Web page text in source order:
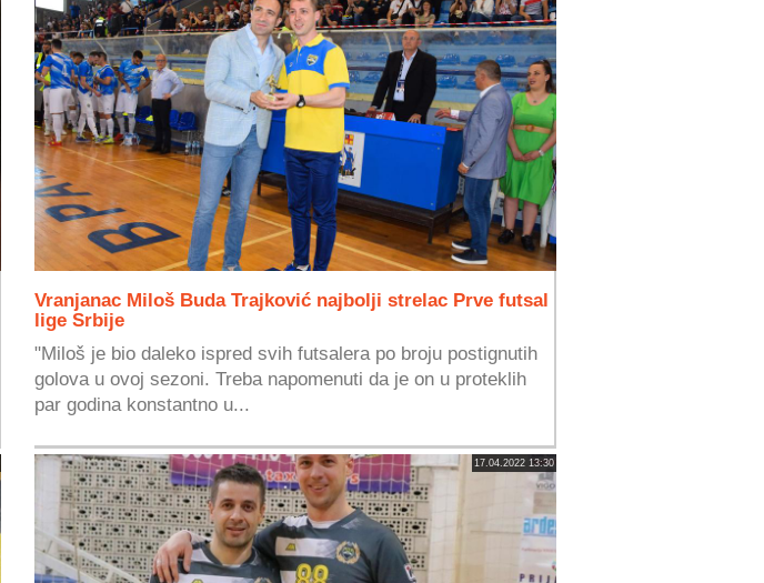
Vranjanac Miloš Buda Trajković najbolji strelac Prve futsal
lige Srbije
"Miloš je bio daleko ispred svih futsalera po broju postignutih
golova u ovoj sezoni. Treba napomenuti da je on u proteklih
par godina konstantno u...
17.04.2022 13:30